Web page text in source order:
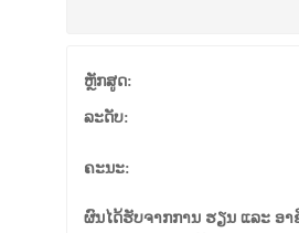
ຫຼັກສູດ:
ລະດັບ:
ຄະນະ:
ຜົນໄດ້ຮັບຈາກການ ຮຽນ ແລະ ອາ